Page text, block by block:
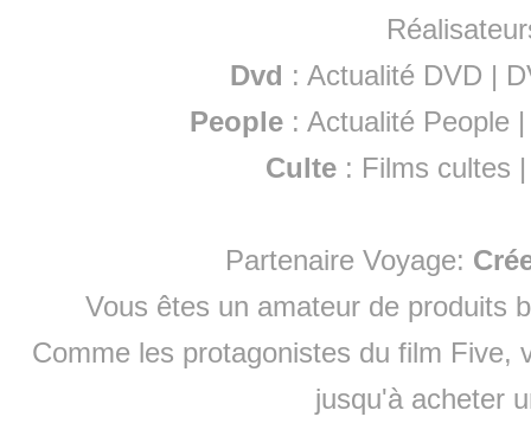
Dvd : Actualité DVD |
People :Actualité People
Culte : Films cultes
Partenaire Voyage:
Vous êtes un amateur de produits
Comme les protagonistes du film Five,
jusqu'à acheter